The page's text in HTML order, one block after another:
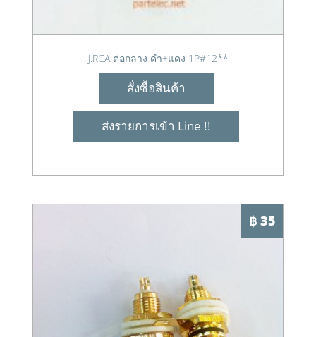
J.RCA ต่อกลาง ดำ+แดง 1P#12**
สั่งซื้อสินค้า
ส่งรายการเข้า Line !!
฿ 35